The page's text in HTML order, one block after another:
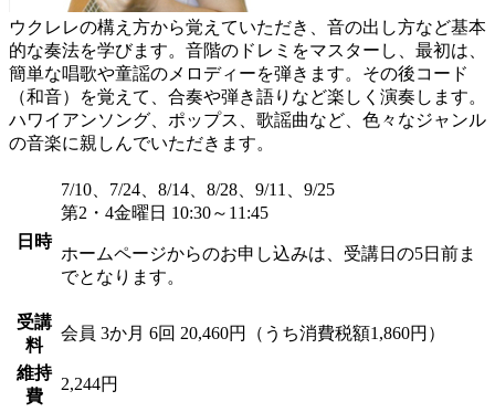
ウクレレの構え方から覚えていただき、音の出し方など基本
的な奏法を学びます。音階のドレミをマスターし、最初は、
簡単な唱歌や童謡のメロディーを弾きます。その後コード
（和音）を覚えて、合奏や弾き語りなど楽しく演奏します。
ハワイアンソング、ポップス、歌謡曲など、色々なジャンル
の音楽に親しんでいただきます。
日時
7/10、7/24、8/14、8/28、9/11、9/25
第2・4金曜日 10:30～11:45
ホームページからのお申し込みは、受講日の5日前ま
でとなります。
受講
料
会員 3か月 6回 20,460円（うち消費税額1,860円）
維持
費
2,244円